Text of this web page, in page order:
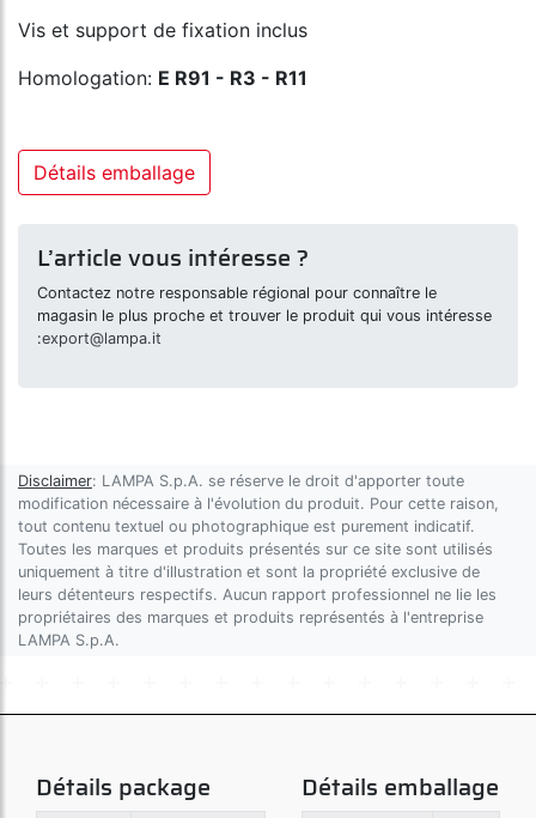
Vis et support de fixation inclus
Homologation: E R91 - R3 - R11
Détails emballage
L’article vous intéresse ?
Contactez notre responsable régional pour connaître le
magasin le plus proche et trouver le produit qui vous intéresse
:export@lampa.it
Disclaimer: LAMPA S.p.A. se réserve le droit d'apporter toute
modification nécessaire à l'évolution du produit. Pour cette raison,
tout contenu textuel ou photographique est purement indicatif.
Toutes les marques et produits présentés sur ce site sont utilisés
uniquement à titre d'illustration et sont la propriété exclusive de
leurs détenteurs respectifs. Aucun rapport professionnel ne lie les
propriétaires des marques et produits représentés à l'entreprise
LAMPA S.p.A.
Détails package Détails emballage